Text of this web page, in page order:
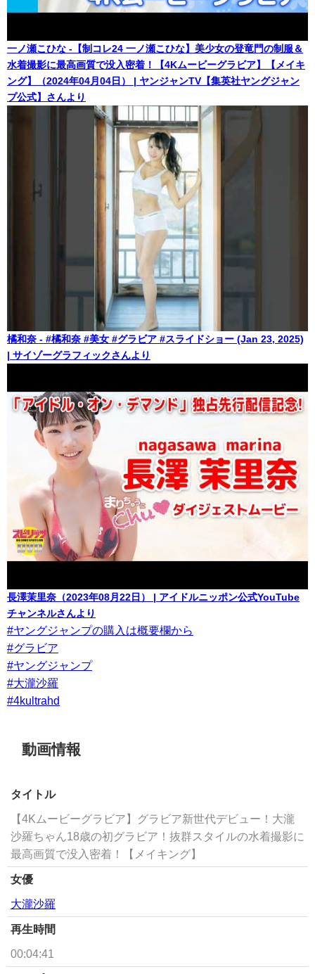
一ノ瀬こひな -【制コレ24 一ノ瀬こひな】美少女の登竜門の制服＆
水着撮影に最高画質で没入密着！【4Kムービーグラビア】【メイキ
ング】（2024年04月04日） | ヤンジャンTV【集英社ヤングジャン
プ公式】さんより
橘和奈 - #橘和奈 #美女 #グラビア #スライドショー (Jan 23, 2025)
| サイゾーグラフィックさんより
長澤茉里奈（2023年08月22日） | アイドルニッポン公式YouTube
チャンネルさんより
#ヤングジャンプの購入は概要欄から
#グラビア
#ヤングジャンプ
#大瀧沙羅
#4kultrahd
動画情報
タイトル
【4Kムービーグラビア】グラビア新世代デビュー！大瀧
沙羅ちゃん18歳の初グラビア！抜群スタイルの水着撮影に
最高画質で没入密着！【メイキング】
女優
大瀧沙羅
再生時間
00:04:41